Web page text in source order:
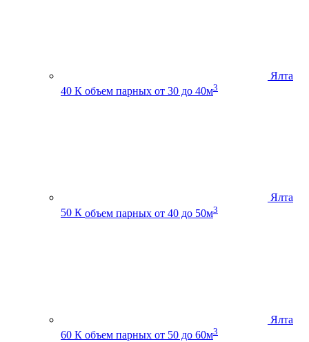
Ялта
40 К объем парных от 30 до 40м3
Ялта
50 К объем парных от 40 до 50м3
Ялта
60 К объем парных от 50 до 60м3